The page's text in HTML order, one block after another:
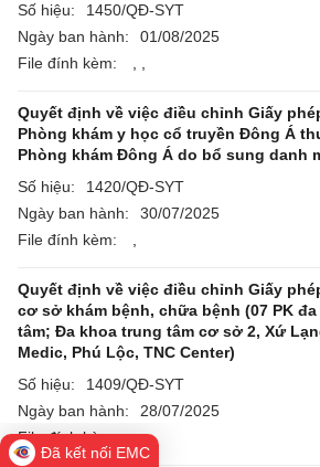
Số hiệu:
1450/QĐ-SYT
Ngày ban hành:
01/08/2025
File đính kèm:
Quyết định về việc điều chỉnh Giấy
Phòng khám y học cổ truyền Đông Á
Phòng khám Đông Á do bổ sung danh
Số hiệu:
1420/QĐ-SYT
Ngày ban hành:
30/07/2025
File đính kèm:
Quyết định về việc điều chỉnh Giấy
cơ sở khám bệnh, chữa bệnh (07 PK
tâm; Đa khoa trung tâm cơ sở 2, Xứ
Medic, Phú Lộc, TNC Center)
Số hiệu:
1409/QĐ-SYT
Ngày ban hành:
28/07/2025
File đính kèm:
,
Đã kết nối EMC